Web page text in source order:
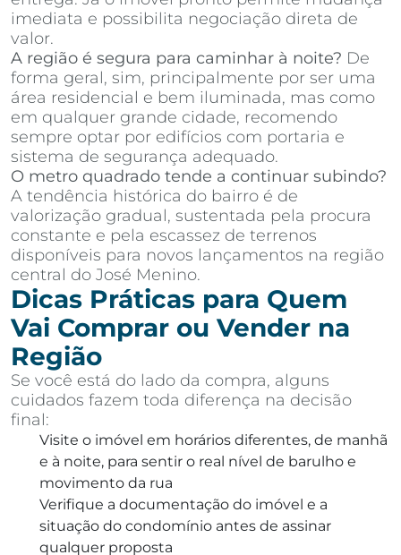
imediata e possibilita negociação direta de
valor.
A região é segura para caminhar à noite? De
forma geral, sim, principalmente por ser uma
área residencial e bem iluminada, mas como
em qualquer grande cidade, recomendo
sempre optar por edifícios com portaria e
sistema de segurança adequado.
O metro quadrado tende a continuar subindo?
A tendência histórica do bairro é de
valorização gradual, sustentada pela procura
constante e pela escassez de terrenos
disponíveis para novos lançamentos na região
central do José Menino.
Dicas Práticas para Quem
Vai Comprar ou Vender na
Região
Se você está do lado da compra, alguns
cuidados fazem toda diferença na decisão
final:
Visite o imóvel em horários diferentes, de manhã
e à noite, para sentir o real nível de barulho e
movimento da rua
Verifique a documentação do imóvel e a
situação do condomínio antes de assinar
qualquer proposta